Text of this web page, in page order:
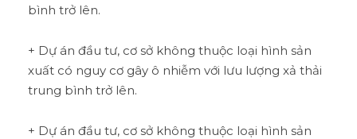
bình trở lên.
+ Dự án đầu tư, cơ sở không thuộc loại hình sản
xuất có nguy cơ gây ô nhiễm với lưu lượng xả thải
trung bình trở lên.
+ Dự án đầu tư, cơ sở không thuộc loại hình sản